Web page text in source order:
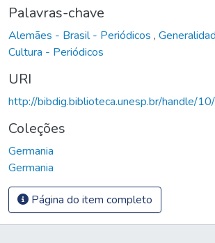
Palavras-chave
Alemães - Brasil - Periódicos ,
Cultura - Periódicos
URI
http://bibdig.biblioteca.unesp.br/handle/
Coleções
Germania
Germania
Página do item completo